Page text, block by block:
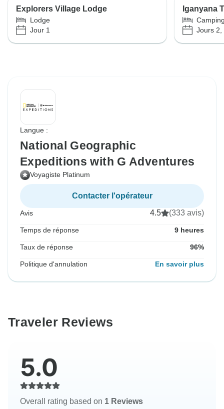
Explorers Village Lodge
Lodge
Jour 1
Iganyana
Jours 2,
Langue :
National Geographic
Expeditions with G Adventures
Voyagiste Platinum
Contacter l'opérateur
Avis 4.5 (333 avis)
Temps de réponse 9 heures
Taux de réponse 96%
Politique d'annulation En savoir plus
Traveler Reviews
5.0
Overall rating based on 1 Reviews